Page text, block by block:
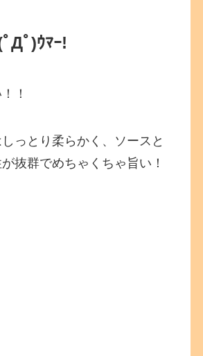
ﾟДﾟ)ｳﾏｰ!
！
っとり柔らかく、ソースと
抜群でめちゃくちゃ旨い！